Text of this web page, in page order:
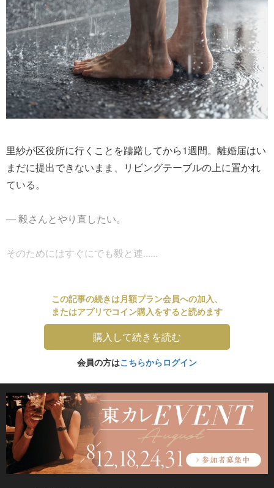
里紗が区役所に行くことを躊躇してから1週間。離婚届はい
まだに提出できないまま、リビングテーブルの上に置かれ
ている。
― 毅さんとやり直したい。
そのためにはすぐにでも毅と連......
この記事の続きは月額プラン会員への加入、
またはアプリでコイン購入をすると読めます
購入して続きを読む
会員の方はこちらからログイン